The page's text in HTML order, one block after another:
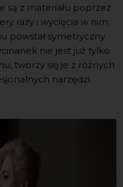
są z materiału poprzez
razy i wycięcia w nim
powstał symetryczny
nie jest już tylko
tworzy się je z różnych
narzędzi.